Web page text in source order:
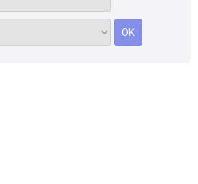
OK